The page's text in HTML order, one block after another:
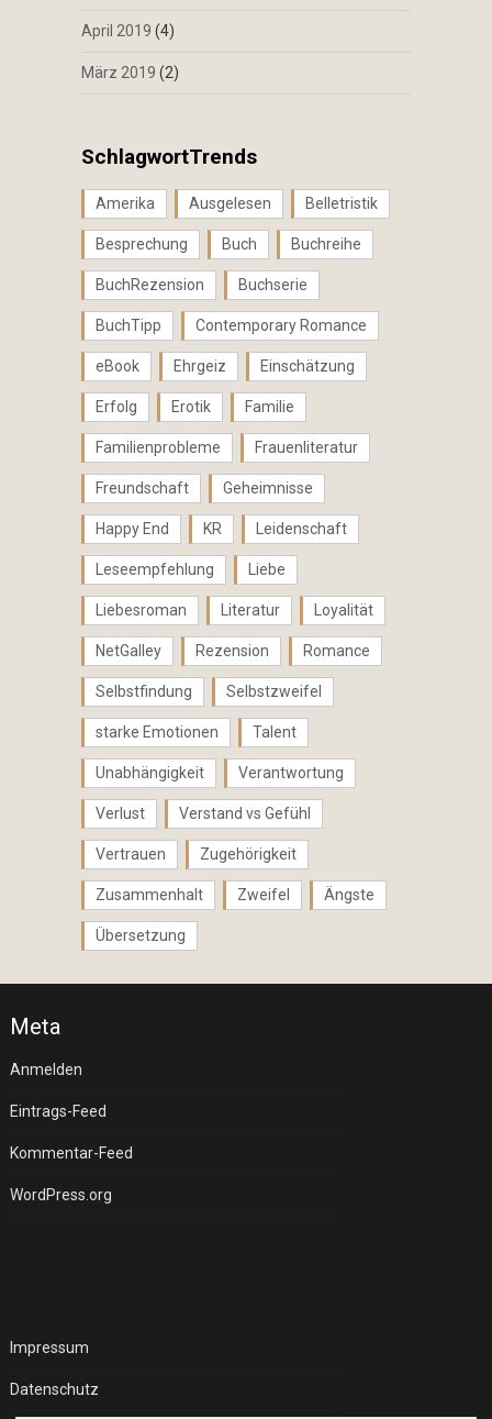
April 2019 (4)
März 2019 (2)
SchlagwortTrends
Amerika Ausgelesen Belletristik
Besprechung Buch Buchreihe
BuchRezension Buchserie
BuchTipp Contemporary Romance
eBook Ehrgeiz Einschätzung
Erfolg Erotik Familie
Familienprobleme Frauenliteratur
Freundschaft Geheimnisse
Happy End KR Leidenschaft
Leseempfehlung Liebe
Liebesroman Literatur Loyalität
NetGalley Rezension Romance
Selbstfindung Selbstzweifel
starke Emotionen Talent
Unabhängigkeit Verantwortung
Verlust Verstand vs Gefühl
Vertrauen Zugehörigkeit
Zusammenhalt Zweifel Ängste
Übersetzung
Meta
Anmelden
Eintrags-Feed
Kommentar-Feed
WordPress.org
Impressum
Datenschutz